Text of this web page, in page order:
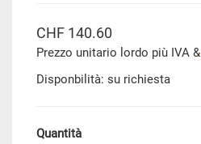
CHF 140.60
Prezzo unitario lordo più IVA &
Disponbilità: su richiesta
Quantità